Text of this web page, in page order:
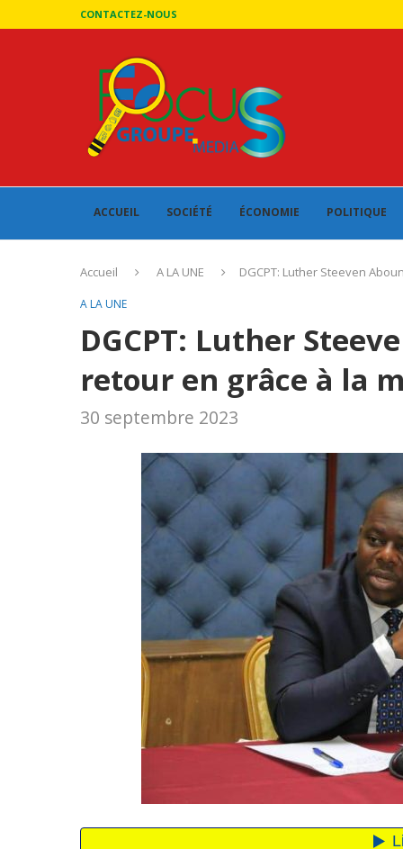
CONTACTEZ-NOUS
ACCUEIL SOCIÉTÉ ÉCONOMIE POLITIQUE
Accueil A LA UNE DGCPT: Luther Steeven
A LA UNE
DGCPT: Luther
retour en grâce à la
30 septembre 2023